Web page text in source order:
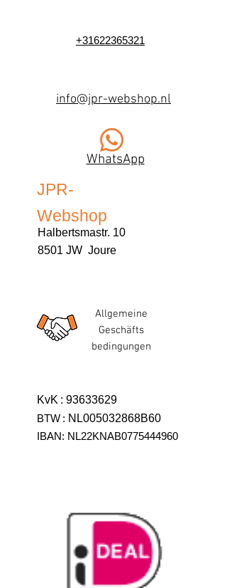
+31622365321
info@jpr-webshop.nl
WhatsApp
JPR-
Webshop
Halbertsmastr. 10
8501 JW Joure
Allgemeine
Geschäfts
bedingungen
KvK : 93633629
BTW : NL005032868B60
IBAN: NL22KNAB0775444960